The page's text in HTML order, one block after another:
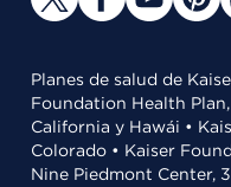
Planes de salud de
Foundation Health
California y Hawái •
Colorado • Kaiser
Nine Piedmont Center,